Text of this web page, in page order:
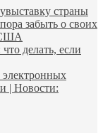
страны
забыть о своих
США
делать, если
электронных
| Новости: